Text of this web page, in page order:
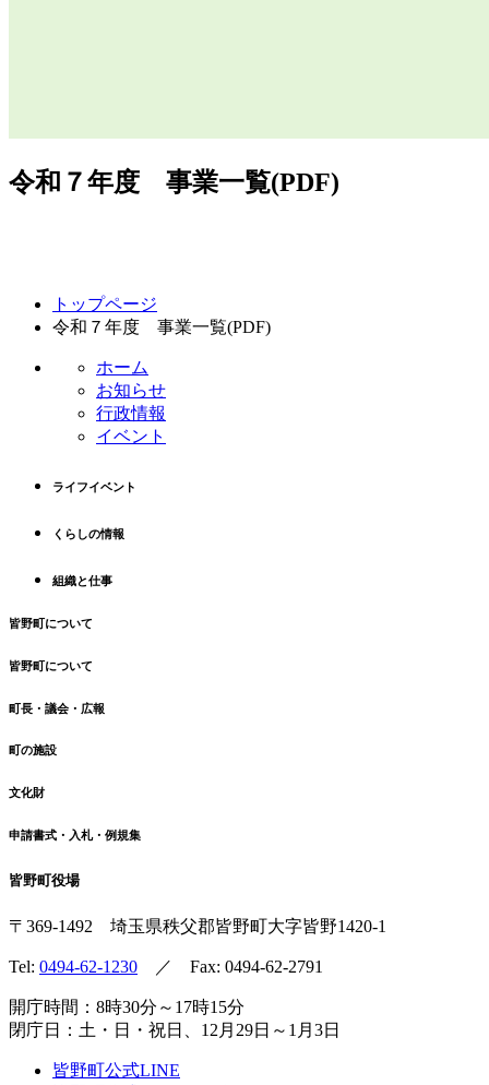
令和７年度 事業一覧(PDF)
トップページ
令和７年度 事業一覧(PDF)
ホーム
お知らせ
行政情報
イベント
ライフイベント
くらしの情報
組織と仕事
皆野町について
皆野町について
町長・議会・広報
町の施設
文化財
申請書式・入札・例規集
皆野町役場
〒369-1492 埼玉県秩父郡皆野町大字皆野1420-1
Tel: 0494-62-1230 ／ Fax: 0494-62-2791
開庁時間：8時30分～17時15分
閉庁日：土・日・祝日、12月29日～1月3日
皆野町公式LINE